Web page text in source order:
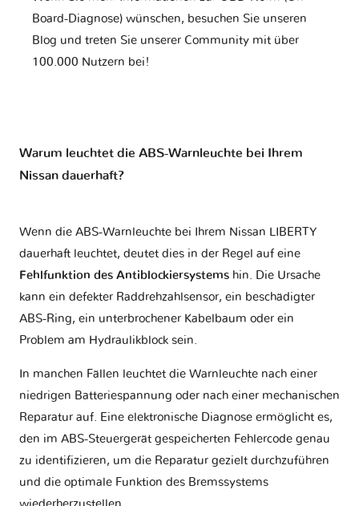
Board-Diagnose) wünschen, besuchen Sie unseren
Blog und treten Sie unserer Community mit über
100.000 Nutzern bei!
Warum leuchtet die ABS-Warnleuchte bei Ihrem
Nissan dauerhaft?
Wenn die ABS-Warnleuchte bei Ihrem Nissan LIBERTY
dauerhaft leuchtet, deutet dies in der Regel auf eine
Fehlfunktion des Antiblockiersystems hin. Die Ursache
kann ein defekter Raddrehzahlsensor, ein beschädigter
ABS-Ring, ein unterbrochener Kabelbaum oder ein
Problem am Hydraulikblock sein.
In manchen Fällen leuchtet die Warnleuchte nach einer
niedrigen Batteriespannung oder nach einer mechanischen
Reparatur auf. Eine elektronische Diagnose ermöglicht es,
den im ABS-Steuergerät gespeicherten Fehlercode genau
zu identifizieren, um die Reparatur gezielt durchzuführen
und die optimale Funktion des Bremssystems